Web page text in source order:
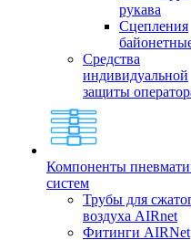
рукава
Сцепления
Средства
индивидуальной
защиты
Компоненты
систем
Трубы для
воздуха AIRnet
Фитинги AIRNet